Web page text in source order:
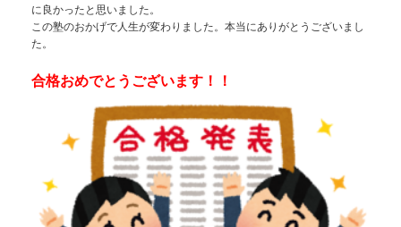
に良かったと思いました。
この塾のおかげで人生が変わりました。本当にありがとうございまし
た。
合格おめでとうございます！！